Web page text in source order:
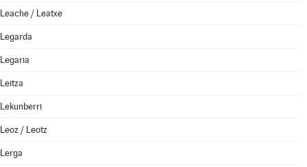
Leache / Leatxe
Legarda
Legaria
Leitza
Lekunberri
Leoz / Leotz
Lerga